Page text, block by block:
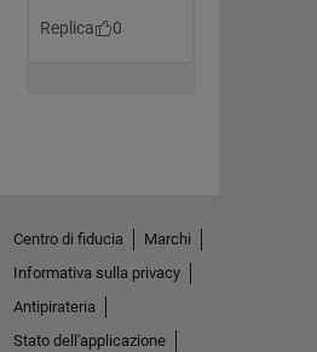
Centro di fiducia
Marchi
Informativa sulla privacy
Antipirateria
Stato dell'applicazione